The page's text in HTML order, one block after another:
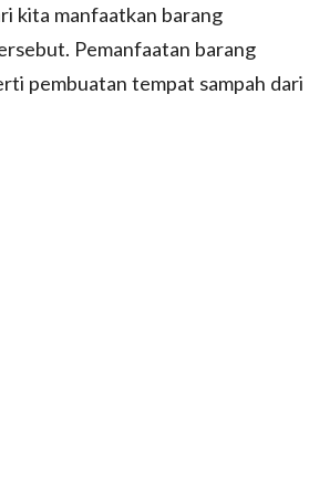
kita manfaatkan barang
Pemanfaatan barang
pembuatan tempat sampah dari